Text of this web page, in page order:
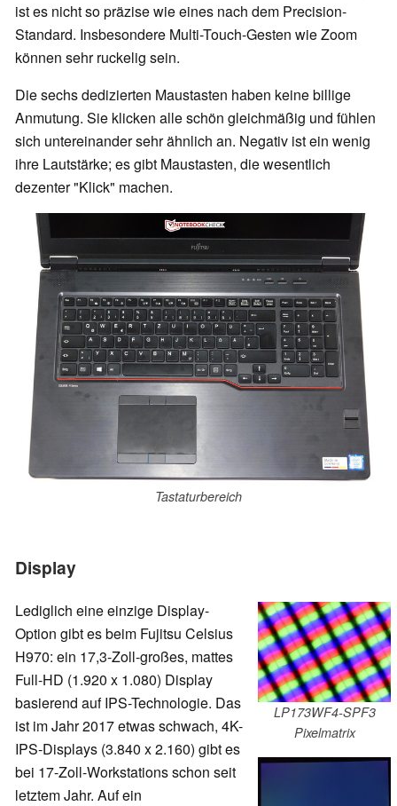
ist es nicht so präzise wie eines nach dem Precision-
Standard. Insbesondere Multi-Touch-Gesten wie Zoom
können sehr ruckelig sein.
Die sechs dedizierten Maustasten haben keine billige
Anmutung. Sie klicken alle schön gleichmäßig und fühlen
sich untereinander sehr ähnlich an. Negativ ist ein wenig
ihre Lautstärke; es gibt Maustasten, die wesentlich
dezenter "Klick" machen.
Tastaturbereich
Display
LP173WF4-SPF3
Pixelmatrix
Lediglich eine einzige Display-
Option gibt es beim Fujitsu Celsius
H970: ein 17,3-Zoll-großes, mattes
Full-HD (1.920 x 1.080) Display
basierend auf IPS-Technologie. Das
ist im Jahr 2017 etwas schwach, 4K-
IPS-Displays (3.840 x 2.160) gibt es
bei 17-Zoll-Workstations schon seit
letztem Jahr. Auf ein